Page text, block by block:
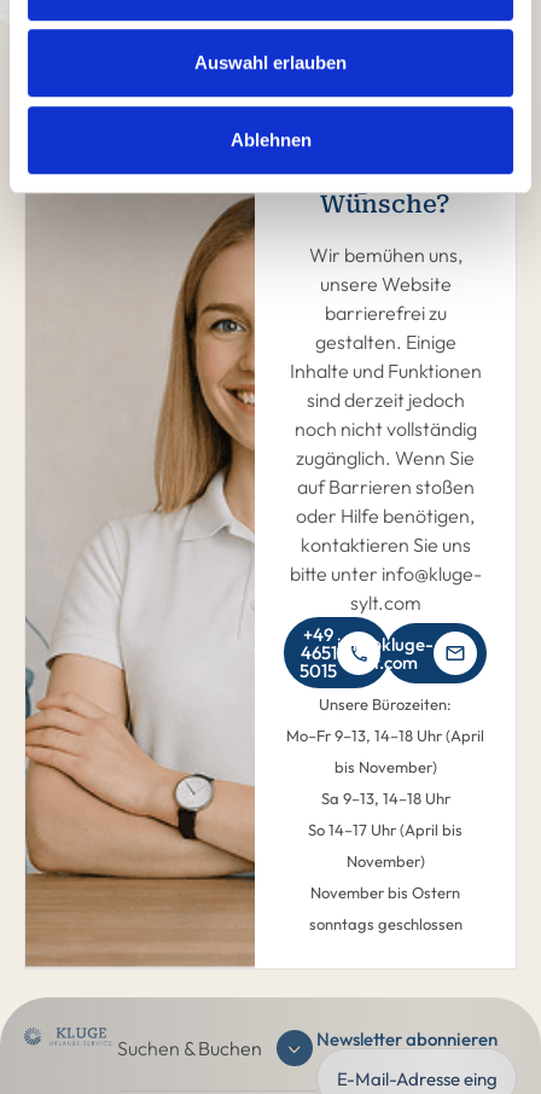
Auswahl erlauben
Ablehnen
Fragen und
Wünsche?
Wir bemühen uns,
unsere Website
barrierefrei zu
gestalten. Einige
Inhalte und Funktionen
sind derzeit jedoch
noch nicht vollständig
zugänglich. Wenn Sie
auf Barrieren stoßen
oder Hilfe benötigen,
kontaktieren Sie uns
bitte unter info@kluge-
sylt.com
+49
4651
5015
info@kluge-
sylt.com
Unsere Bürozeiten:
Mo–Fr 9–13, 14–18 Uhr (April
bis November)
Sa 9–13, 14–18 Uhr
So 14–17 Uhr (April bis
November)
November bis Ostern
sonntags geschlossen
Suchen & Buchen Newsletter abonnieren